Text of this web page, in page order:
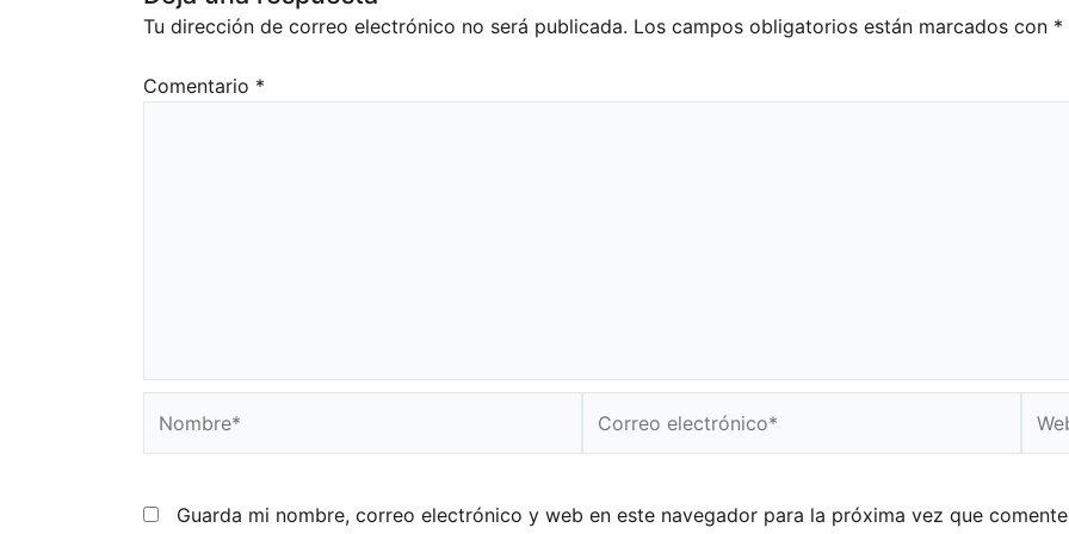
Tu dirección de correo electrónico no será publicada. Los campos obligatorios están marcados con *
Comentario *
electrónico*
Guarda mi nombre, correo electrónico y web en este navegador para la próxima vez que